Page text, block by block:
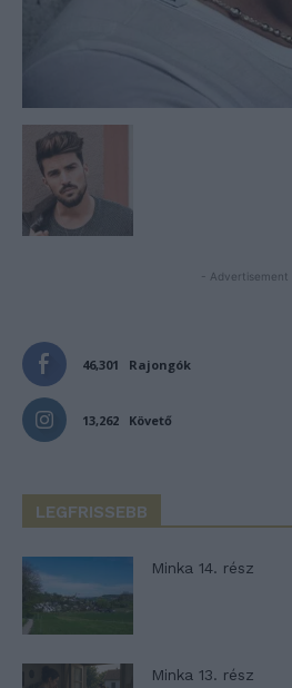
- Advertisement -
46,301 Rajongók
13,262 Követő
LEGFRISSEBB
Minka 14. rész
Minka 13. rész